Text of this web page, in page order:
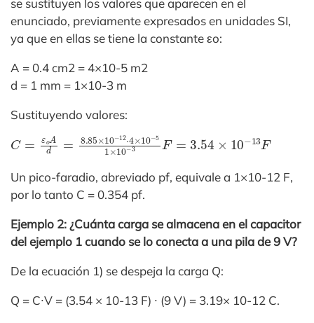
se sustituyen los valores que aparecen en el
enunciado, previamente expresados en unidades SI,
ya que en ellas se tiene la constante εo:
A = 0.4 cm2 = 4×10-5 m2
d = 1 mm = 1×10-3 m
Sustituyendo valores:
C= Ad 8.85×10−12⋅4 ×10 −5 1 × 10− F=3.54
Un pico-faradio, abreviado pf, equivale a 1×10-12 F,
por lo tanto C = 0.354 pf.
Ejemplo 2: ¿Cuánta carga se almacena en el capacitor
del ejemplo 1 cuando se lo conecta a una pila de 9 V?
De la ecuación 1) se despeja la carga Q:
Q = C∙V = (3.54 × 10-13 F) ∙ (9 V) = 3.19× 10-12 C.